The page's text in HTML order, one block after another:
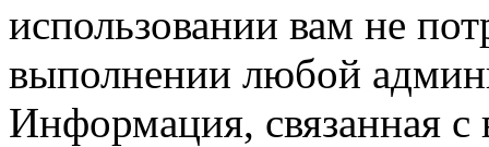
использовании вам не
выполнении любой
Информация, связанная